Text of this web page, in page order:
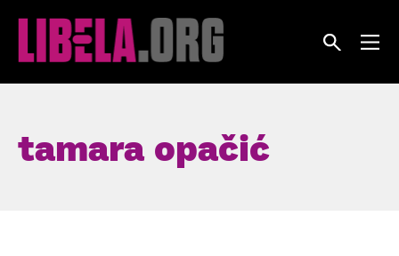
tamara opačić